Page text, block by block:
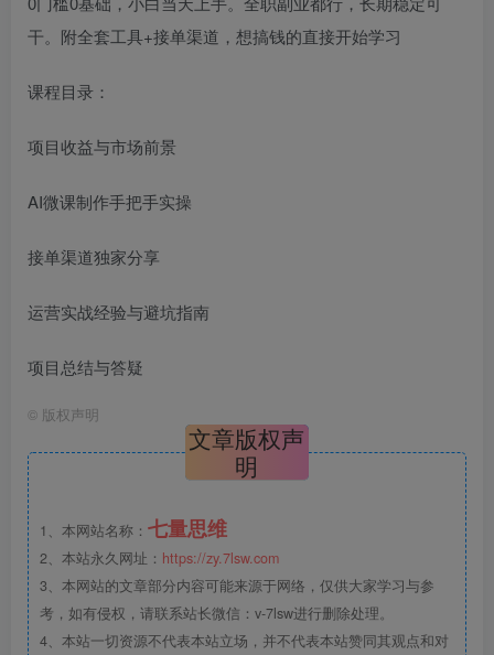
干。附全套工具+接单渠道，想搞钱的直接开始学习
课程目录：
项目收益与市场前景
AI微课制作手把手实操
接单渠道独家分享
运营实战经验与避坑指南
项目总结与答疑
© 版权声明
文章版权声
明
1、本网站名称： 七量思维
2、本站永久网址： https://zy.7lsw.com
3、本网站的文章部分内容可能来源于网络，仅供大家学习与参
考，如有侵权，请联系站长微信：v-7lsw进行删除处理。
4、本站一切资源不代表本站立场，并不代表本站赞同其观点和对